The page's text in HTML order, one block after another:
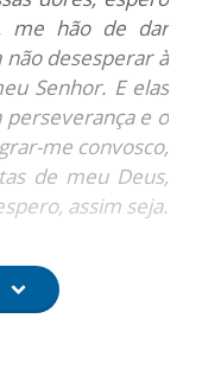
me hão de dar
desesperar à
Senhor. E elas
e o
me convosco,
de meu Deus,
assim seja.